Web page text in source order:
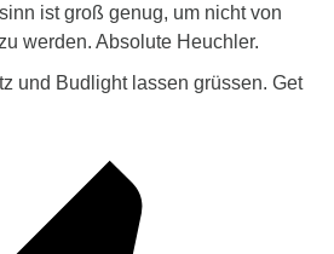
ist groß genug, um nicht von
werden. Absolute Heuchler.
und Budlight lassen grüssen. Get